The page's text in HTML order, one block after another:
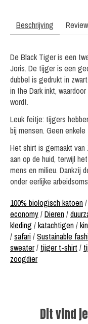
Beschrijving
De Black Tiger is een
Joris. De tijger is een
dubbel is gedrukt in
in the Dark inkt,
wordt.
Leuk feitje: tijgers
bij mensen. Geen
Het shirt is gemaakt
aan op de huid, terwijl
mens en milieu. Dankzij
onder eerlijke
100% biologisch katoen/
economy/Dieren/
kleding /katachtigen/
/safari/Sustainable
sweater/ tijger t-shirt /
zoogdier
Dit vind